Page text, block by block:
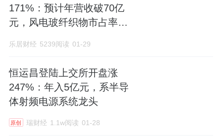
171%：预计年营收破70亿
元，风电玻纤织物市占率全
乐居财经 5239阅读 01-29
恒运昌登陆上交所开盘涨
247%：年入5亿元，系半导
体射频电源系统龙头
原创 瑞财经 1.1w阅读 01-28